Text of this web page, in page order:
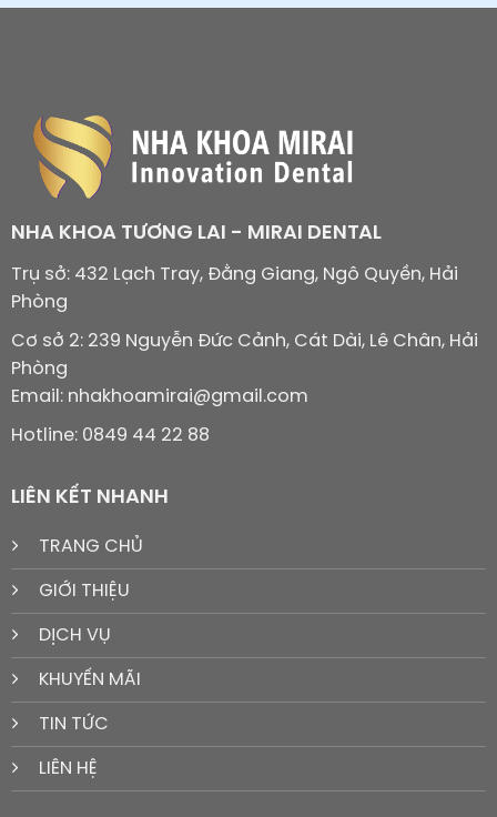
NHA KHOA TƯƠNG LAI - MIRAI DENTAL
Trụ sở: 432 Lạch Tray, Đằng Giang, Ngô Quyền, Hải
Phòng
Cơ sở 2: 239 Nguyễn Đức Cảnh, Cát Dài, Lê Chân, Hải
Phòng
Email: nhakhoamirai@gmail.com
Hotline: 0849 44 22 88
LIÊN KẾT NHANH
TRANG CHỦ
GIỚI THIỆU
DỊCH VỤ
KHUYẾN MÃI
TIN TỨC
LIÊN HỆ